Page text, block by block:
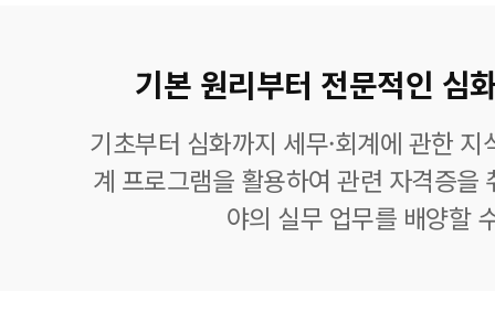
기본 원리부터 전문적인 심
기초부터 심화까지 세무·회계에 관한
계 프로그램을 활용하여 관련 자격증을
야의 실무 업무를 배양할